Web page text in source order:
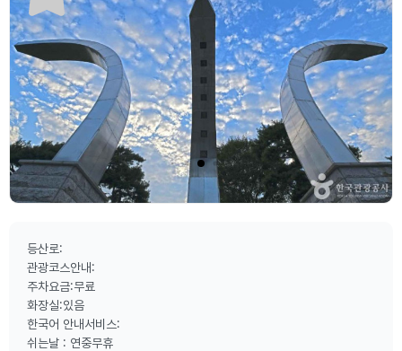
등산로:
관광코스안내:
주차요금:무료
화장실:있음
한국어 안내서비스:
쉬는날 : 연중무휴